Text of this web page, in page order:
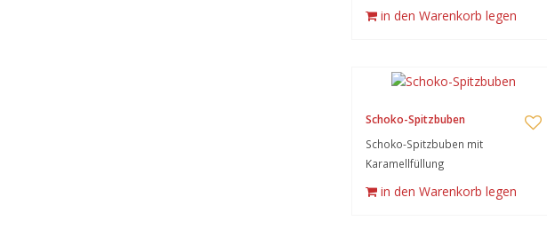
in den Warenkorb legen
Schoko-Spitzbuben
Schoko-Spitzbuben mit
Karamellfüllung
in den Warenkorb legen